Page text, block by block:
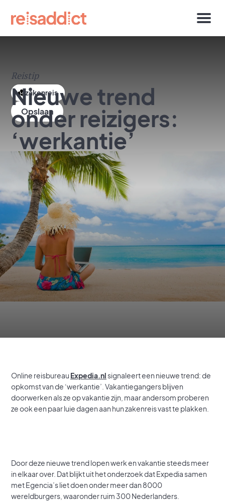
zakenreis
Reistip
Nieuwe trend
onder reizigers:
‘werkantie’
Online reisbureau Expedia.nl signaleert een nieuwe trend: de
opkomst van de ‘werkantie’. Vakantiegangers blijven
doorwerken als ze op vakantie zijn, maar andersom proberen
ze ook een paar luie dagen aan hun zakenreis vast te plakken.
Door deze nieuwe trend lopen werk en vakantie steeds meer
in elkaar over. Dat blijkt uit het onderzoek dat Expedia samen
met Egencia’s liet doen onder meer dan 8000
wereldburgers, waaronder ruim 300 Nederlanders.